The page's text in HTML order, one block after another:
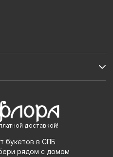
доставкой!
букетов в СПБ
рядом с домом